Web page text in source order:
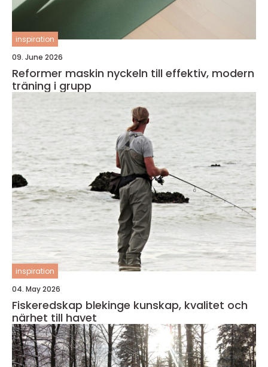
inspiration
09. June 2026
Reformer maskin nyckeln till effektiv, modern
träning i grupp
inspiration
04. May 2026
Fiskeredskap blekinge kunskap, kvalitet och
närhet till havet